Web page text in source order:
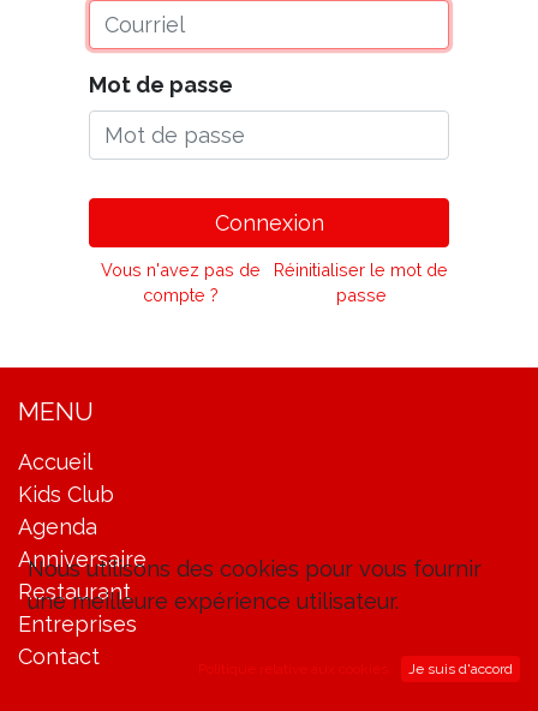
Mot de passe
Connexion
Vous n'avez pas de
compte ?
Réinitialiser le mot de
passe
MENU
Accueil
Kids Club
Agenda
Anniversaire
Restaurant
Entreprises
Contact
Nous utilisons des cookies pour vous fournir
une meilleure expérience utilisateur.
Politique relative aux cookies Je suis d'accord